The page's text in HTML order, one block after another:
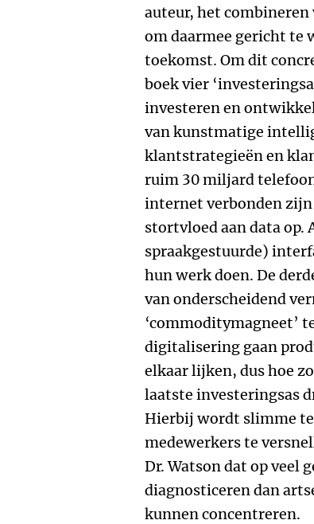
auteur, het
om daarmee gericht te
toekomst. Om dit
boek vier
investeren en
van kunstmatige
klantstrategieën en
ruim 30 miljard
internet verbonden
stortvloed aan data op.
spraakgestuurde)
hun werk doen. De
van onderscheidend
‘commoditymagneet’
digitalisering gaan
elkaar lijken, dus hoe
laatste investeringsas
Hierbij wordt slimme
medewerkers te
Dr. Watson dat op veel
diagnosticeren dan
kunnen concentreren.